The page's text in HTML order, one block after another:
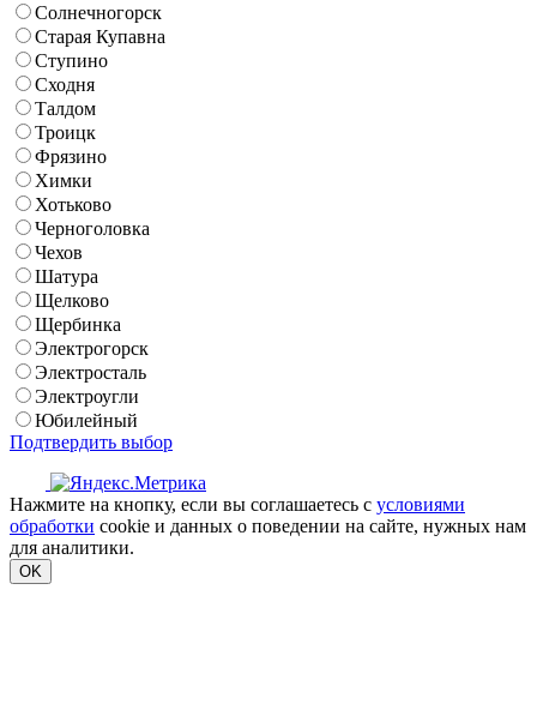
Солнечногорск
Старая Купавна
Ступино
Сходня
Талдом
Троицк
Фрязино
Химки
Хотьково
Черноголовка
Чехов
Шатура
Щелково
Щербинка
Электрогорск
Электросталь
Электроугли
Юбилейный
Подтвердить выбор
Нажмите на кнопку, если вы соглашаетесь с условиями
обработки cookie и данных о поведении на сайте, нужных нам
для аналитики.
OK